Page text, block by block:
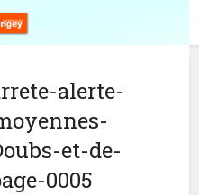
alerte-
et-de-
0005